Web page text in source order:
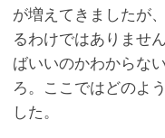
が増えてきましたが
るわけではありませ
ばいいのかわからな
ろ。ここではどのよ
した。